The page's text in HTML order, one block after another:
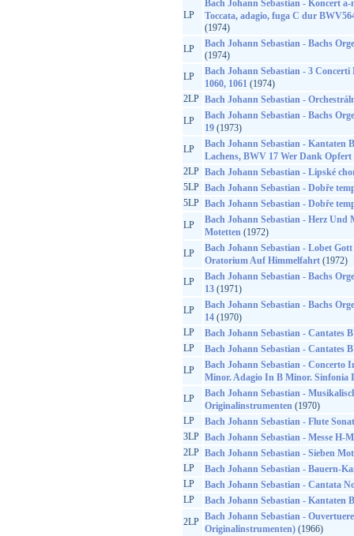
LP
Bach Johann Sebastian - Koncert
Toccata, adagio, fuga C dur
(1974)
LP
Bach Johann Sebastian - Bachs
(1974)
LP
Bach Johann Sebastian - 3
1060, 1061(1974)
2LP Bach Johann Sebastian -
LP
Bach Johann Sebastian - Bachs
19(1973)
LP
Bach Johann Sebastian - Kantaten
Lachens, BWV 17 Wer Dank Opfert
2LP Bach Johann Sebastian - Lipské
5LP Bach Johann Sebastian - Dobře
5LP Bach Johann Sebastian - Dobře
LP
Bach Johann Sebastian - Herz
Motetten(1972)
LP
Bach Johann Sebastian - Lobet
Oratorium Auf Himmelfahrt(1972)
LP
Bach Johann Sebastian - Bachs
13(1971)
LP
Bach Johann Sebastian - Bachs
14(1970)
LP
Bach Johann Sebastian - Cantates
LP
Bach Johann Sebastian - Cantates
LP
Bach Johann Sebastian - Concerto
Minor. Adagio In B Minor. Sinfonia
LP
Bach Johann Sebastian -
Originalinstrumenten(1970)
LP
Bach Johann Sebastian - Flute
3LP Bach Johann Sebastian - Messe H-
2LP Bach Johann Sebastian - Sieben
LP
Bach Johann Sebastian - Bauern-
LP
Bach Johann Sebastian - Cantata
LP
Bach Johann Sebastian - Kantaten
2LP Bach Johann Sebastian -
Originalinstrumenten)(1966)